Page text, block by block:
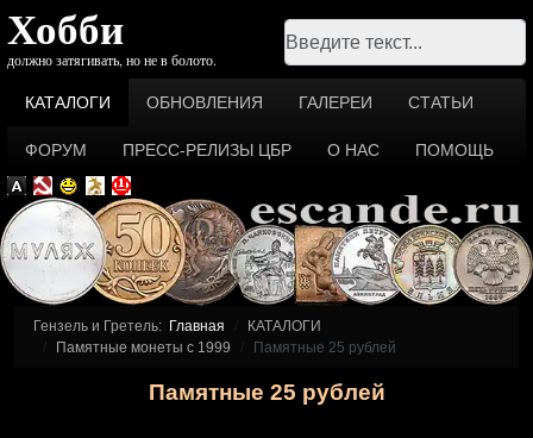
Хобби
должно затягивать, но не в болото.
Поиск
КАТАЛОГИ ОБНОВЛЕНИЯ ГАЛЕРЕИ СТАТЬИ
ФОРУМ ПРЕСС-РЕЛИЗЫ ЦБР О НАС ПОМОЩЬ
Гензель и Гретель: Главная
КАТАЛОГИ
Памятные монеты c 1999
Памятные 25 рублей
Памятные 25 рублей